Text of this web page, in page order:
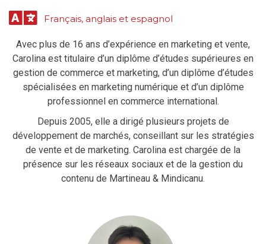
Français, anglais et espagnol
Avec plus de 16 ans d’expérience en marketing et vente,
Carolina est titulaire d’un diplôme d’études supérieures en
gestion de commerce et marketing, d’un diplôme d’études
spécialisées en marketing numérique et d’un diplôme
professionnel en commerce international.
Depuis 2005, elle a dirigé plusieurs projets de
développement de marchés, conseillant sur les stratégies
de vente et de marketing. Carolina est chargée de la
présence sur les réseaux sociaux et de la gestion du
contenu de Martineau & Mindicanu.